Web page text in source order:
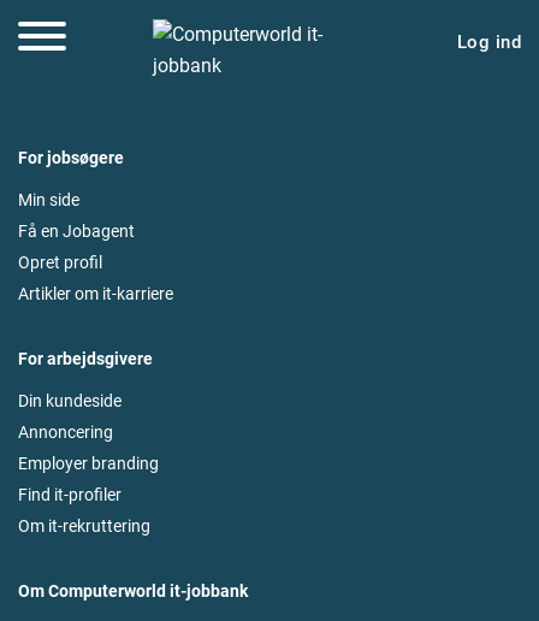
Log ind
For jobsøgere
Min side
Få en Jobagent
Opret profil
Artikler om it-karriere
For arbejdsgivere
Din kundeside
Annoncering
Employer branding
Find it-profiler
Om it-rekruttering
Om Computerworld it-jobbank